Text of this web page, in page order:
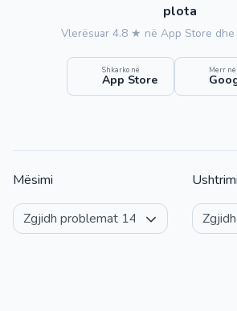
plota
Vlerësuar 4.8 ★ në App Store dhe
Shkarko në
App Store
Merr në
Mësimi Ushtrimi